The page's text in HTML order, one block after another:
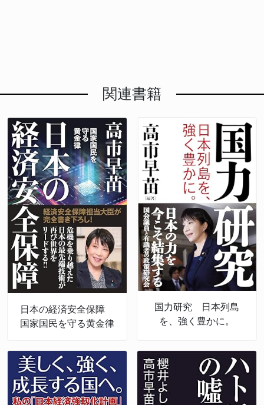
関連書籍
日本の経済安全保障
国家国民を守る黄金律
国力研究 日本列島
を、強く豊かに。